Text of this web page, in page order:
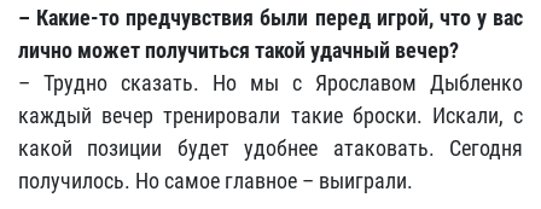
– Какие-то предчувствия были перед игрой, что у вас
лично может получиться такой удачный вечер?
– Трудно сказать. Но мы с Ярославом Дыбленко
каждый вечер тренировали такие броски. Искали, с
какой позиции будет удобнее атаковать. Сегодня
получилось. Но самое главное – выиграли.